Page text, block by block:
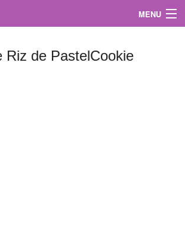
MENU
Riz de PastelCookie